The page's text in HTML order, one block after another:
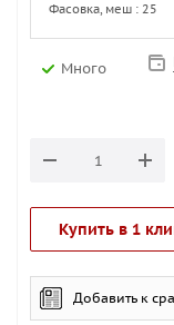
Фасовка, меш : 25
Много
Купить в 1
Добавить к